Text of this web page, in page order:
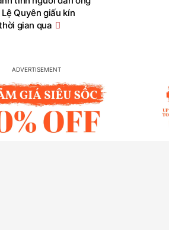
Quyên giấu kín
gian qua